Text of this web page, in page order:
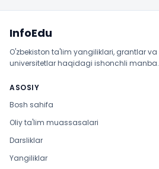
InfoEdu
O'zbekiston ta'lim yangiliklari, grantlar va
universitetlar haqidagi ishonchli manba.
ASOSIY
Bosh sahifa
Oliy ta'lim muassasalari
Darsliklar
Yangiliklar